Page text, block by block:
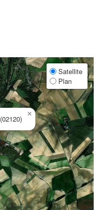
(02120)
×
Satellite
Plan